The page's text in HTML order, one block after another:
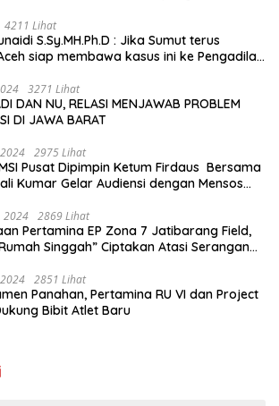
4211 Lihat
S.Sy.MH.Ph.D : Jika Sumut terus
siap membawa kasus ini ke Pengadilan
3271 Lihat
DAN NU, RELASI MENJAWAB PROBLEM
DI JAWA BARAT
2975 Lihat
Pusat Dipimpin Ketum Firdaus Bersama
Kumar Gelar Audiensi dengan Mensos
2024 2869 Lihat
Pertamina EP Zona 7 Jatibarang Field,
Singgah” Ciptakan Atasi Serangan
2851 Lihat
Panahan, Pertamina RU VI dan Project
Bibit Atlet Baru